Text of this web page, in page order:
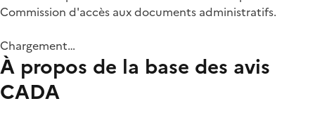
Commission d'accès aux documents administratifs.
Chargement…
À propos de la base des avis
CADA